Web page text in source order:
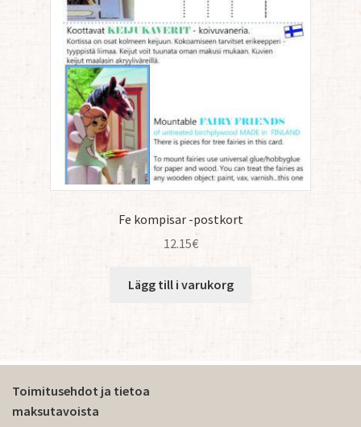
Fe kompisar -postkort
12.15€
Lägg till i varukorg
Toimitusehdot ja tietoa
maksutavoista